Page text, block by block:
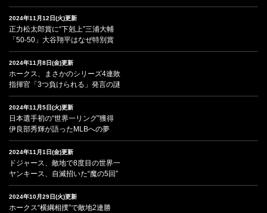
2024年11月12日(火)更新
正力松太郎賞に“下剋上”三浦大輔
「50-50」大谷翔平はなぜ特別賞
2024年11月8日(金)更新
ホークス、まさかのシリーズ4連敗
指揮官「3つ負けられる」発言の謎
2024年11月5日(火)更新
日本選手初の“世界一リング”獲得
伊良部秀輝が語ったMLBへの夢
2024年11月1日(金)更新
ドジャース、敵地で8度目の世界一
ヤンキース、自滅招いた“魔の5回”
2024年10月29日(火)更新
ホークス“横綱相撲”で敵地2連勝